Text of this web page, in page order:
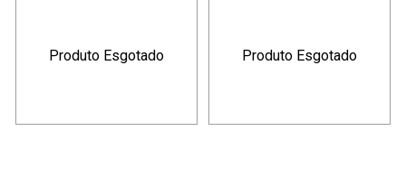
Produto Esgotado Produto Esgotado